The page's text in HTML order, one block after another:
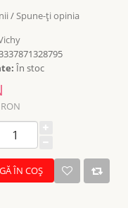
/Spune-ţi opinia
În stoc
ÎN COŞ